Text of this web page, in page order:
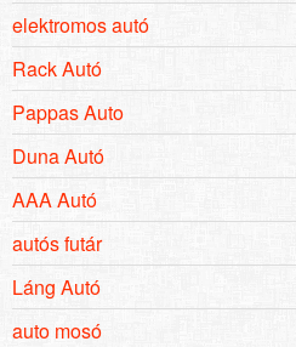
elektromos autó
Rack Autó
Pappas Auto
Duna Autó
AAA Autó
autós futár
Láng Autó
auto mosó